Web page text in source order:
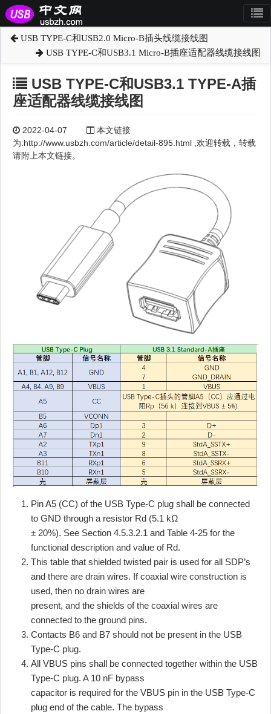
USB TYPE-C和USB2.0 Micro-B插头线缆接线图
USB TYPE-C和USB3.1 Micro-B插座适配器线缆接线图
USB TYPE-C和USB3.1 TYPE-A插
座适配器线缆接线图
2022-04-07
本文链接
为:http://www.usbzh.com/article/detail-895.html ,欢迎转载，转载
请附上本文链接。
Pin A5 (CC) of the USB Type-C plug shall be connected
to GND through a resistor Rd (5.1 kΩ
± 20%). See Section 4.5.3.2.1 and Table 4-25 for the
functional description and value of Rd.
This table that shielded twisted pair is used for all SDP’s
and there are drain wires. If coaxial wire construction is
used, then no drain wires are
present, and the shields of the coaxial wires are
connected to the ground pins.
Contacts B6 and B7 should not be present in the USB
Type-C plug.
All VBUS pins shall be connected together within the USB
Type-C plug. A 10 nF bypass
capacitor is required for the VBUS pin in the USB Type-C
plug end of the cable. The bypass